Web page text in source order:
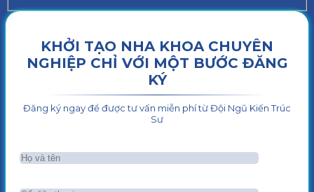
KHỞI TẠO NHA KHOA CHUYÊN
NGHIỆP CHỈ VỚI MỘT BƯỚC ĐĂNG
KÝ
Đăng ký ngay để được tư vấn miễn phí từ Đội Ngũ Kiến Trúc
Sư